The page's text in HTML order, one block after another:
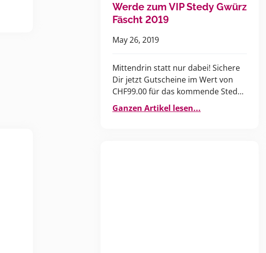
Werde zum VIP Stedy Gwürz
Fäscht 2019
May 26, 2019
Mittendrin statt nur dabei! Sichere
Dir jetzt Gutscheine im Wert von
CHF99.00 für das kommende Stedy
Fäscht 2019
Ganzen Artikel lesen...